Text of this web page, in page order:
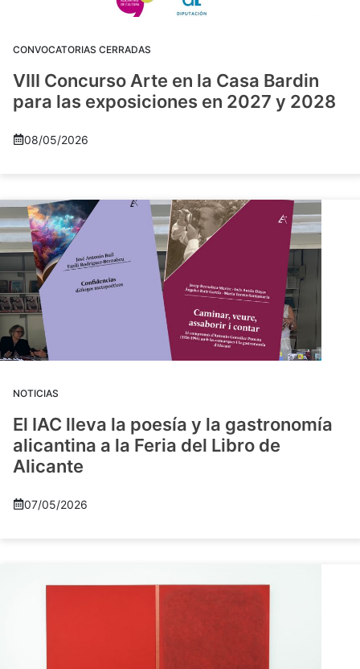
CONVOCATORIAS CERRADAS
VIII Concurso Arte en la Casa Bardin
para las exposiciones en 2027 y 2028
08/05/2026
NOTICIAS
El IAC lleva la poesía y la gastronomía
alicantina a la Feria del Libro de
Alicante
07/05/2026